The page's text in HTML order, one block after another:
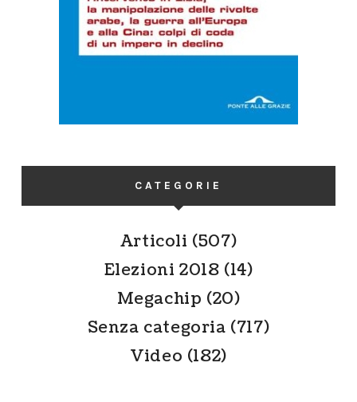
CATEGORIE
Articoli (507)
Elezioni 2018 (14)
Megachip (20)
Senza categoria (717)
Video (182)